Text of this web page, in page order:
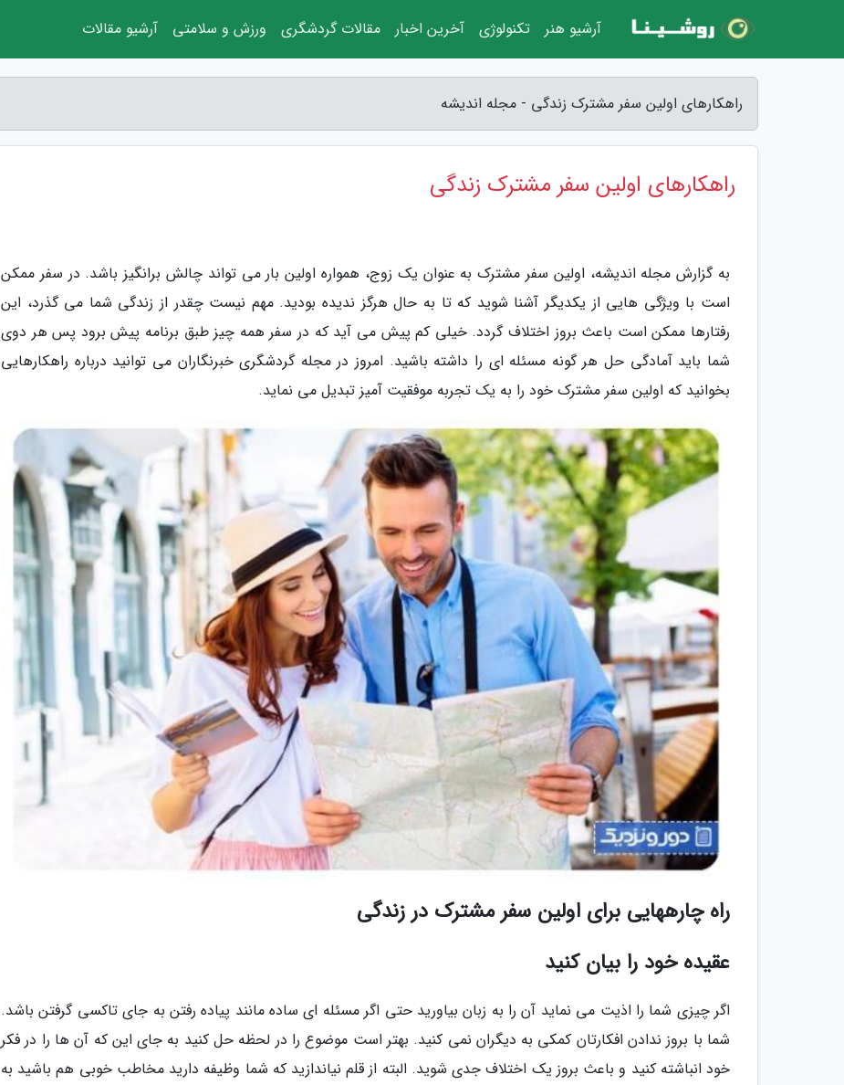
راهکارهای اولین سفر مشترک زندگی - مجله اندیشه
راهکارهای اولین سفر مشترک زندگی
به گزارش مجله اندیشه، اولین سفر مشترک به عنوان یک زوج، همواره اولین بار می تواند چالش برانگیز باشد. در سفر ممکن
است با ویژگی هایی از یکدیگر آشنا شوید که تا به حال هرگز ندیده بودید. مهم نیست چقدر از زندگی شما می گذرد، این
رفتارها ممکن است باعث بروز اختلاف گردد. خیلی کم پیش می آید که در سفر همه چیز طبق برنامه پیش برود پس هر دوی
شما باید آمادگی حل هر گونه مسئله ای را داشته باشید. امروز در مجله گردشگری خبرنگاران می توانید درباره راهکارهایی
بخوانید که اولین سفر مشترک خود را به یک تجربه موفقیت آمیز تبدیل می نماید.
راه چارههایی برای اولین سفر مشترک در زندگی
عقیده خود را بیان کنید
اگر چیزی شما را اذیت می نماید آن را به زبان بیاورید حتی اگر مسئله ای ساده مانند پیاده رفتن به جای تاکسی گرفتن باشد.
شما با بروز ندادن افکارتان کمکی به دیگران نمی کنید. بهتر است موضوع را در لحظه حل کنید به جای این که آن ها را در فکر
خود انباشته کنید و باعث بروز یک اختلاف جدی شوید. البته از قلم نیاندازید که شما وظیفه دارید مخاطب خوبی هم باشید به
آرشیو هنر تکنولوژی آخرین اخبار مقالات گردشگری ورزش و سلامتی آرشیو مقالات